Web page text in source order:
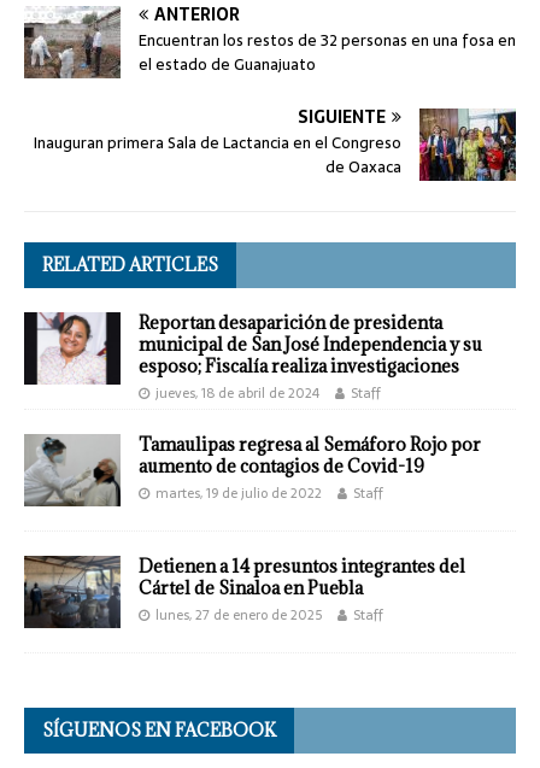
ANTERIOR
Encuentran los restos de 32 personas en una fosa en
el estado de Guanajuato
SIGUIENTE
Inauguran primera Sala de Lactancia en el Congreso
de Oaxaca
RELATED ARTICLES
Reportan desaparición de presidenta
municipal de San José Independencia y su
esposo; Fiscalía realiza investigaciones
jueves, 18 de abril de 2024 Staff
Tamaulipas regresa al Semáforo Rojo por
aumento de contagios de Covid-19
martes, 19 de julio de 2022 Staff
Detienen a 14 presuntos integrantes del
Cártel de Sinaloa en Puebla
lunes, 27 de enero de 2025 Staff
SÍGUENOS EN FACEBOOK